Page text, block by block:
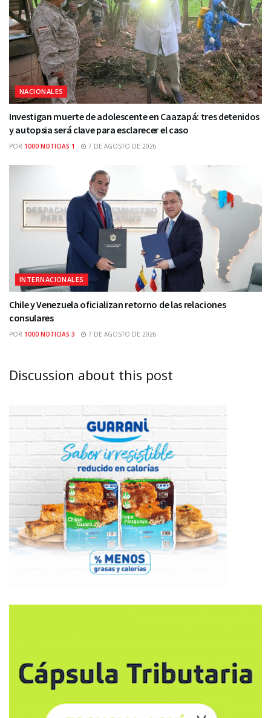
NACIONALES
Investigan muerte de adolescente en Caazapá: tres detenidos
y autopsia será clave para esclarecer el caso
POR 1000 NOTICIAS 1 7 DE AGOSTO DE 2026
INTERNACIONALES
Chile y Venezuela oficializan retorno de las relaciones
consulares
POR 1000 NOTICIAS 3 7 DE AGOSTO DE 2026
Discussion about this post